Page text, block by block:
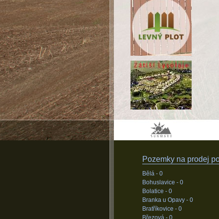
Pozemky na prodej
Bělá - 0
Bohuslavice - 0
Bolatice - 0
Branka u Opavy - 0
Bratříkovice - 0
Březová - 0